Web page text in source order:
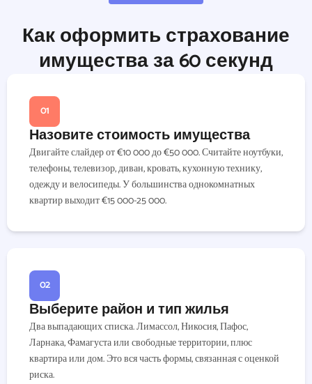
Как оформить страхование
имущества за 60 секунд
01
Назовите стоимость имущества
Двигайте слайдер от €10 000 до €50 000. Считайте ноутбуки,
телефоны, телевизор, диван, кровать, кухонную технику,
одежду и велосипеды. У большинства однокомнатных
квартир выходит €15 000-25 000.
02
Выберите район и тип жилья
Два выпадающих списка. Лимассол, Никосия, Пафос,
Ларнака, Фамагуста или свободные территории, плюс
квартира или дом. Это вся часть формы, связанная с оценкой
риска.